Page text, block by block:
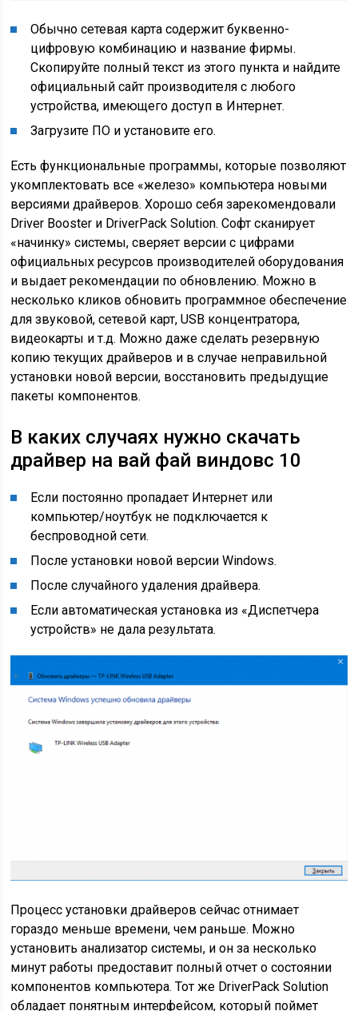
Обычно сетевая карта содержит буквенно-
цифровую комбинацию и название фирмы.
Скопируйте полный текст из этого пункта и найдите
официальный сайт производителя с любого
устройства, имеющего доступ в Интернет.
Загрузите ПО и установите его.
Есть функциональные программы, которые позволяют
укомплектовать все «железо» компьютера новыми
версиями драйверов. Хорошо себя зарекомендовали
Driver Booster и DriverPack Solution. Софт сканирует
«начинку» системы, сверяет версии с цифрами
официальных ресурсов производителей оборудования
и выдает рекомендации по обновлению. Можно в
несколько кликов обновить программное обеспечение
для звуковой, сетевой карт, USB концентратора,
видеокарты и т.д. Можно даже сделать резервную
копию текущих драйверов и в случае неправильной
установки новой версии, восстановить предыдущие
пакеты компонентов.
В каких случаях нужно скачать
драйвер на вай фай виндовс 10
Если постоянно пропадает Интернет или
компьютер/ноутбук не подключается к
беспроводной сети.
После установки новой версии Windows.
После случайного удаления драйвера.
Если автоматическая установка из «Диспетчера
устройств» не дала результата.
Процесс установки драйверов сейчас отнимает
гораздо меньше времени, чем раньше. Можно
установить анализатор системы, и он за несколько
минут работы предоставит полный отчет о состоянии
компонентов компьютера. Тот же DriverPack Solution
обладает понятным интерфейсом, который поймет